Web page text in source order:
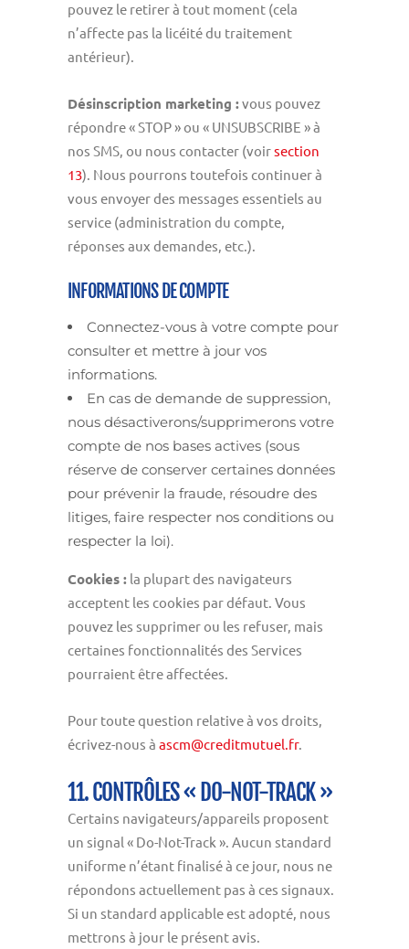
pouvez le retirer à tout moment (cela
n’affecte pas la licéité du traitement
antérieur).
Désinscription marketing :vous pouvez
répondre « STOP » ou « UNSUBSCRIBE » à
nos SMS, ou nous contacter (voirsection
13). Nous pourrons toutefois continuer à
vous envoyer des messages essentiels au
service (administration du compte,
réponses aux demandes, etc.).
INFORMATIONS DE COMPTE
Connectez-vous à votre compte pour
consulter et mettre à jour vos
informations.
En cas de demande de suppression,
nous désactiverons/supprimerons votre
compte de nos bases actives (sous
réserve de conserver certaines données
pour prévenir la fraude, résoudre des
litiges, faire respecter nos conditions ou
respecter la loi).
Cookies : la plupart des navigateurs
acceptent les cookies par défaut. Vous
pouvez les supprimer ou les refuser, mais
certaines fonctionnalités des Services
pourraient être affectées.
Pour toute question relative à vos droits,
écrivez-nous à ascm@creditmutuel.fr.
11. CONTRÔLES « DO-NOT-TRACK »
Certains navigateurs/appareils proposent
un signal « Do-Not-Track ». Aucun standard
uniforme n’étant finalisé à ce jour, nous ne
répondons actuellement pas à ces signaux.
Si un standard applicable est adopté, nous
mettrons à jour le présent avis.